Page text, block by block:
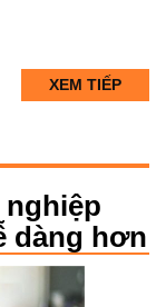
XEM TIẾP
nghiệp
dàng hơn